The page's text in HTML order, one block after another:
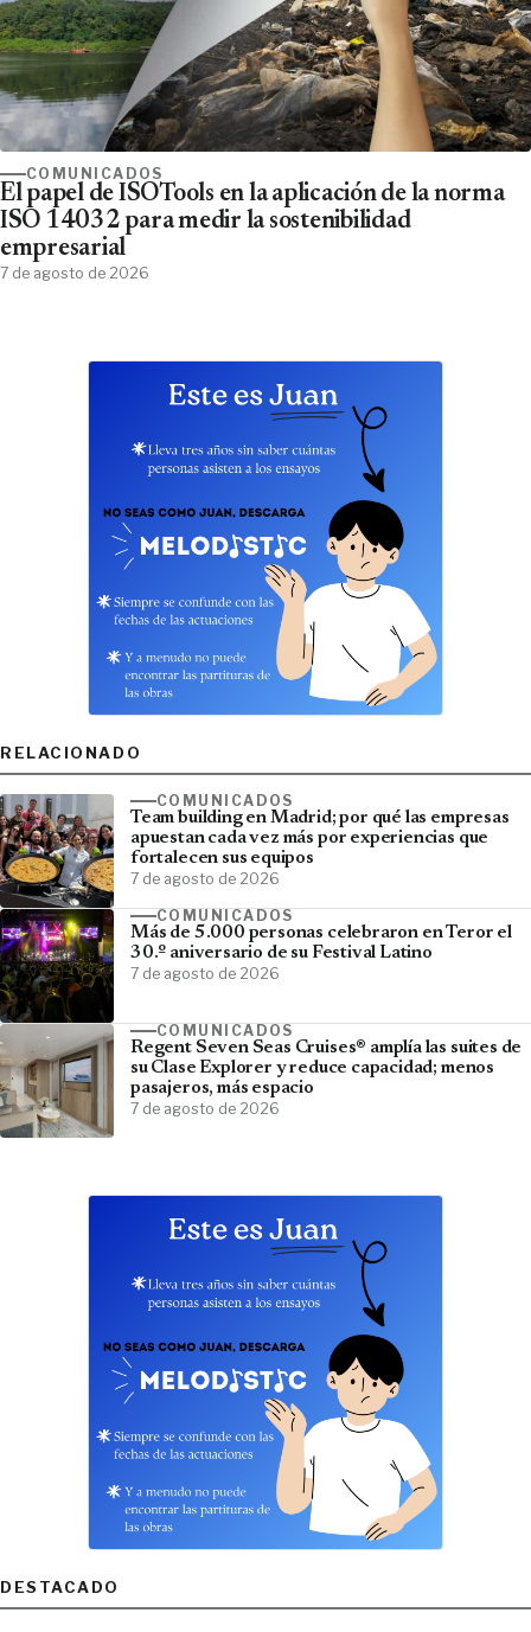
COMUNICADOS
El papel de ISOTools en la aplicación de la norma
ISO 14032 para medir la sostenibilidad
empresarial
7 de agosto de 2026
RELACIONADO
COMUNICADOS
Team building en Madrid; por qué las empresas
apuestan cada vez más por experiencias que
fortalecen sus equipos
7 de agosto de 2026
COMUNICADOS
Más de 5.000 personas celebraron en Teror el
30.º aniversario de su Festival Latino
7 de agosto de 2026
COMUNICADOS
Regent Seven Seas Cruises® amplía las suites de
su Clase Explorer y reduce capacidad; menos
pasajeros, más espacio
7 de agosto de 2026
DESTACADO